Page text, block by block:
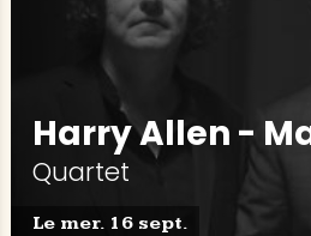
Harry Allen -
Quartet
Le mer. 16 sept.